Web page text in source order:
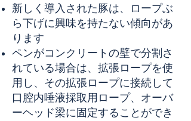
新しく導入された豚は、ロープぶ
ら下げに興味を持たない傾向があ
ります
ペンがコンクリートの壁で分割さ
れている場合は、拡張ロープを使
用し、その拡張ロープに接続して
口腔内唾液採取用ロープ、オーバ
ーヘッド梁に固定することができ